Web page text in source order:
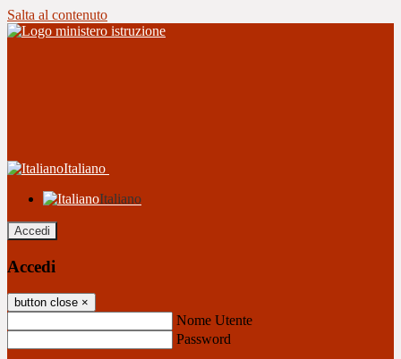
Salta al contenuto
Italiano
Italiano
Accedi
Accedi
button close ×
Nome Utente
Password